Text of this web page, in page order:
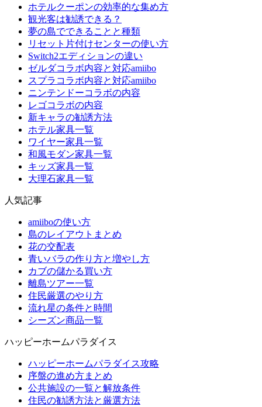
ホテルクーポンの効率的な集め方
観光客は勧誘できる？
夢の島でできることと種類
リセット片付けセンターの使い方
Switch2エディションの違い
ゼルダコラボ内容と対応amiibo
スプラコラボ内容と対応amiibo
ニンテンドーコラボの内容
レゴコラボの内容
新キャラの勧誘方法
ホテル家具一覧
ワイヤー家具一覧
和風モダン家具一覧
キッズ家具一覧
大理石家具一覧
人気記事
amiiboの使い方
島のレイアウトまとめ
花の交配表
青いバラの作り方と増やし方
カブの儲かる買い方
離島ツアー一覧
住民厳選のやり方
流れ星の条件と時間
シーズン商品一覧
ハッピーホームパラダイス
ハッピーホームパラダイス攻略
序盤の進め方まとめ
公共施設の一覧と解放条件
住民の勧誘方法と厳選方法